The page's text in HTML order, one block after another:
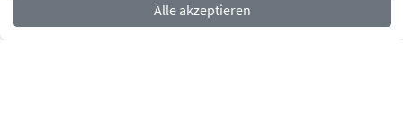
Alle akzeptieren